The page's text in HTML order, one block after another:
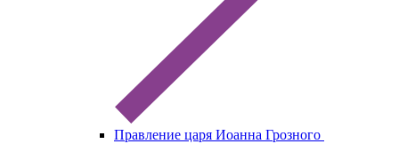
Правление царя Иоанна Грозного